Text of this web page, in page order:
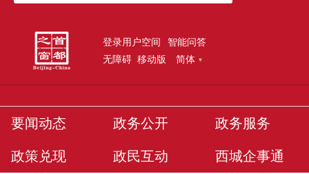
登录用户空间 智能问答
无障碍 移动版 简体
要闻动态 政务公开 政务服务
政策兑现 政民互动 西城企事通